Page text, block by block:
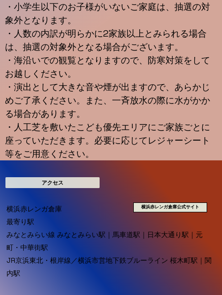
・小学生以下のお子様がいないご家庭は、抽選の対
象外となります。
・人数の内訳が明らかに2家族以上とみられる場合
は、抽選の対象外となる場合がございます。
・海沿いでの観覧となりますので、防寒対策をして
お越しください。
・演出として大きな音や煙が出ますので、あらかじ
めご了承ください。また、一斉放水の際に水がかか
る場合があります。
・人工芝を敷いたこども優先エリアにご家族ごとに
座っていただきます。必要に応じてレジャーシート
等をご用意ください。
アクセス
横浜赤レンガ倉庫
最寄り駅
みなとみらい線 みなとみらい駅｜馬車道駅｜日本大通り駅｜元
町・中華街駅
JR京浜東北・根岸線／横浜市営地下鉄ブルーライン 桜木町駅｜関
内駅
横浜赤レンガ倉庫公式サイト